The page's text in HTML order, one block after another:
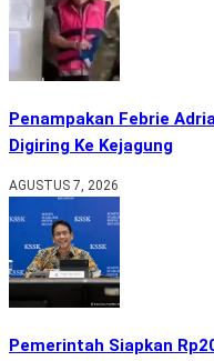
Penampakan Febrie
Digiring Ke Kejagung
AGUSTUS 7, 2026
Pemerintah Siapkan